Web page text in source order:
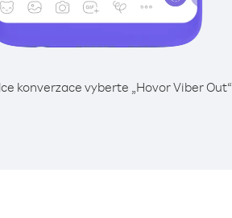
konverzace vyberte „Hovor Viber Out“